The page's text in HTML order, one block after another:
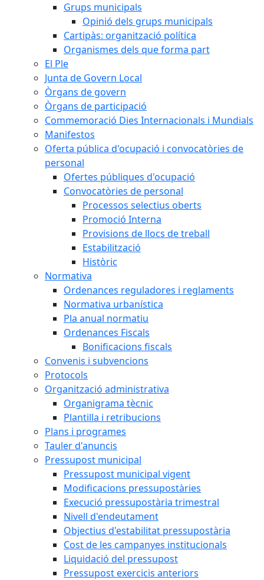
Grups municipals
Opinió dels grups municipals
Cartipàs: organització política
Organismes dels que forma part
El Ple
Junta de Govern Local
Òrgans de govern
Òrgans de participació
Commemoració Dies Internacionals i Mundials
Manifestos
Oferta pública d'ocupació i convocatòries de
personal
Ofertes públiques d'ocupació
Convocatòries de personal
Processos selectius oberts
Promoció Interna
Provisions de llocs de treball
Estabilització
Històric
Normativa
Ordenances reguladores i reglaments
Normativa urbanística
Pla anual normatiu
Ordenances Fiscals
Bonificacions fiscals
Convenis i subvencions
Protocols
Organització administrativa
Organigrama tècnic
Plantilla i retribucions
Plans i programes
Tauler d'anuncis
Pressupost municipal
Pressupost municipal vigent
Modificacions pressupostàries
Execució pressupostària trimestral
Nivell d'endeutament
Objectius d'estabilitat pressupostària
Cost de les campanyes institucionals
Liquidació del pressupost
Pressupost exercicis anteriors